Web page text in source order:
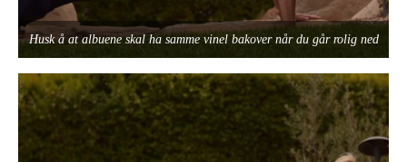
Husk å at albuene skal ha samme vinel bakover når du går rolig ned